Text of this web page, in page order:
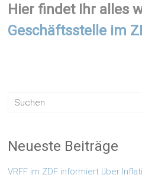
Hier findet Ihr alles
Geschäftsstelle im
Neueste Beiträge
VRFF im ZDF informiert über